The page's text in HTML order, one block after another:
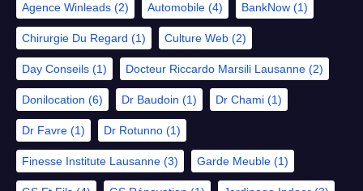
Agence Winleads (2) Automobile (4) BankNow (1)
Chirurgie Du Regard (1) Culture Web (2)
Day Conseils (1) Docteur Riccardo Marsili Lausanne (2)
Donilocation (6) Dr Baudoin (1) Dr Chami (1)
Dr Favre (1) Dr Rotunno (1)
Finesse Institute Lausanne (3) Garde Meuble (1)